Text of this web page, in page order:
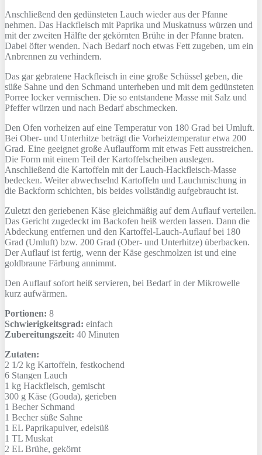
Anschließend den gedünsteten Lauch wieder aus der Pfanne
nehmen. Das Hackfleisch mit Paprika und Muskatnuss würzen und
mit der zweiten Hälfte der gekörnten Brühe in der Pfanne braten.
Dabei öfter wenden. Nach Bedarf noch etwas Fett zugeben, um ein
Anbrennen zu verhindern.
Das gar gebratene Hackfleisch in eine große Schüssel geben, die
süße Sahne und den Schmand unterheben und mit dem gedünsteten
Porree locker vermischen. Die so entstandene Masse mit Salz und
Pfeffer würzen und nach Bedarf abschmecken.
Den Ofen vorheizen auf eine Temperatur von 180 Grad bei Umluft.
Bei Ober- und Unterhitze beträgt die Vorheiztemperatur etwa 200
Grad. Eine geeignet große Auflaufform mit etwas Fett ausstreichen.
Die Form mit einem Teil der Kartoffelscheiben auslegen.
Anschließend die Kartoffeln mit der Lauch-Hackfleisch-Masse
bedecken. Weiter abwechselnd Kartoffeln und Lauchmischung in
die Backform schichten, bis beides vollständig aufgebraucht ist.
Zuletzt den geriebenen Käse gleichmäßig auf dem Auflauf verteilen.
Das Gericht zugedeckt im Backofen heiß werden lassen. Dann die
Abdeckung entfernen und den Kartoffel-Lauch-Auflauf bei 180
Grad (Umluft) bzw. 200 Grad (Ober- und Unterhitze) überbacken.
Der Auflauf ist fertig, wenn der Käse geschmolzen ist und eine
goldbraune Färbung annimmt.
Den Auflauf sofort heiß servieren, bei Bedarf in der Mikrowelle
kurz aufwärmen.
Portionen: 8
Schwierigkeitsgrad: einfach
Zubereitungszeit: 40 Minuten
Zutaten:
2 1/2 kg Kartoffeln, festkochend
6 Stangen Lauch
1 kg Hackfleisch, gemischt
300 g Käse (Gouda), gerieben
1 BecherSchmand
1 Bechersüße Sahne
1 EL Paprikapulver, edelsüß
1 TL Muskat
2 EL Brühe, gekörnt